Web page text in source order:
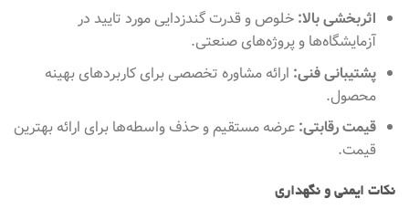
اثربخشی بالا: خلوص و قدرت گندزدایی مورد تایید در
آزمایشگاه‌ها و پروژه‌های صنعتی.
پشتیبانی فنی: ارائه مشاوره تخصصی برای کاربردهای بهینه
محصول.
قیمت رقابتی: عرضه مستقیم و حذف واسطه‌ها برای ارائه بهترین
قیمت.
نکات ایمنی و نگهداری